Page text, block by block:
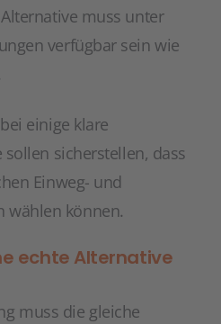
muss unter
verfügbar sein wie
einige klare
sicherstellen, dass
Einweg- und
wählen können.
echte Alternative
muss die gleiche